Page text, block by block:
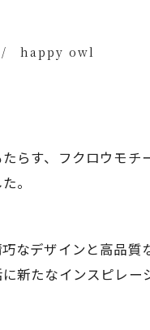
happy owl
らす、フクロウモ
。
なデザインと高品
新たなインスピレー